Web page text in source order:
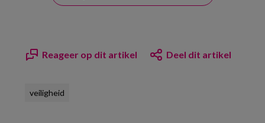
Reageer op dit artikel Deel dit artikel
veiligheid